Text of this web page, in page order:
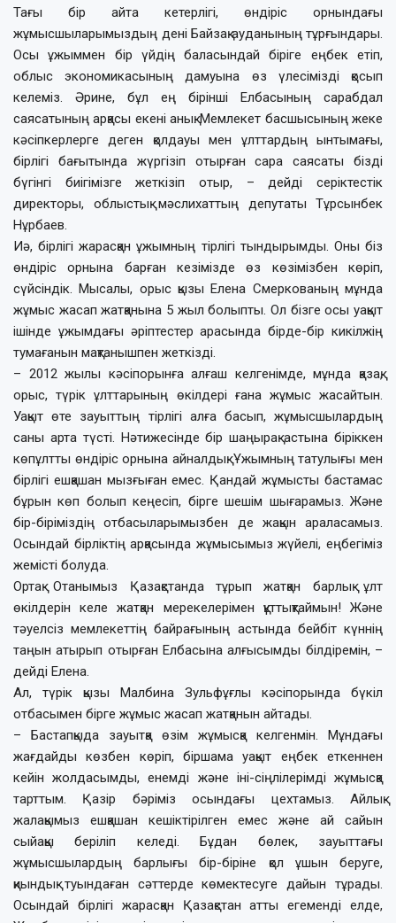
Тағы бір айта кетерлігі, өндіріс орнындағы
жұмысшыларымыздың дені Байзақ ауданының тұрғындары.
Осы ұжыммен бір үйдің баласындай біріге еңбек етіп,
облыс экономикасының дамуына өз үлесімізді қосып
келеміз. Әрине, бұл ең бірінші Елбасының сарабдал
саясатының арқасы екені анық. Мемлекет басшысының жеке
кәсіпкерлерге деген қолдауы мен ұлттардың ынтымағы,
бірлігі бағытында жүргізіп отырған сара саясаты бізді
бүгінгі биігімізге жеткізіп отыр, – дейді серіктестік
директоры, облыстық мәслихаттың депутаты Тұрсынбек
Нұрбаев.
Иә, бірлігі жарасқан ұжымның тірлігі тындырымды. Оны біз
өндіріс орнына барған кезімізде өз көзімізбен көріп,
сүйсіндік. Мысалы, орыс қызы Елена Смеркованың мұнда
жұмыс жасап жатқанына 5 жыл болыпты. Ол бізге осы уақыт
ішінде ұжымдағы әріптестер арасында бірде-бір кикілжің
тумағанын мақтанышпен жеткізді.
– 2012 жылы кәсіпорынға алғаш келгенімде, мұнда қазақ,
орыс, түрік ұлттарының өкілдері ғана жұмыс жасайтын.
Уақыт өте зауыттың тірлігі алға басып, жұмысшылардың
саны арта түсті. Нәтижесінде бір шаңырақ астына біріккен
көпұлтты өндіріс орнына айналдық. Ұжымның татулығы мен
бірлігі ешқашан мызғыған емес. Қандай жұмысты бастамас
бұрын көп болып кеңесіп, бірге шешім шығарамыз. Және
бір-біріміздің отбасыларымызбен де жақын араласамыз.
Осындай бірліктің арқасында жұмысымыз жүйелі, еңбегіміз
жемісті болуда.
Ортақ Отанымыз Қазақстанда тұрып жатқан барлық ұлт
өкілдерін келе жатқан мерекелерімен құттықтаймын! Және
тәуелсіз мемлекеттің байрағының астында бейбіт күннің
таңын атырып отырған Елбасына алғысымды білдіремін, –
дейді Елена.
Ал, түрік қызы Малбина Зульфұғлы кәсіпорында бүкіл
отбасымен бірге жұмыс жасап жатқанын айтады.
– Бастапқыда зауытқа өзім жұмысқа келгенмін. Мұндағы
жағдайды көзбен көріп, біршама уақыт еңбек еткеннен
кейін жолдасымды, енемді және іні-сіңлілерімді жұмысқа
тарттым. Қазір бәріміз осындағы цехтамыз. Айлық
жалақымыз ешқашан кешіктірілген емес және ай сайын
сыйақы беріліп келеді. Бұдан бөлек, зауыттағы
жұмысшылардың барлығы бір-біріне қол ұшын беруге,
қиындық туындаған сәттерде көмектесуге дайын тұрады.
Осындай бірлігі жарасқан Қазақстан атты егеменді елде,